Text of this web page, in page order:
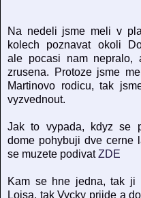
Na nedeli jsme meli v
kolech poznavat okoli
ale pocasi nam nepralo,
zrusena. Protoze jsme
Martinovo rodicu, tak
vyzvednout.
Jak to vypada, kdyz se
dome pohybuji dve cerne
se muzete podivatZDE
Kam se hne jedna, tak ji
Loisa, tak Vycky prijde a